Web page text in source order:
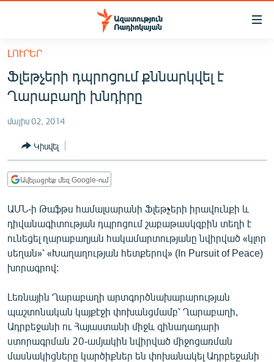
Մատչելիության
հիմնական
բովանդակությանը
Անցնել
հիմնական
մենյուին
ՀԱՅԱՍՏԱՆ
ՔԱՂԱՔԱԿԱՆ
ԸՆՏՐՈՒԹՅՈՒՆՆԵՐ 2026
ԻՐԱՎՈՒՆՔ
ՀԱՍԱՐԱԿՈՒԹՅՈՒՆ
ՂԱՐԱԲԱՂ
ՊԱՏԵՐԱԶՄԻ 6 ՇԱԲԱԹՆԵՐԸ
ՏԱՐԱԾԱՇՐՋԱՆ
ՄՇԱԿՈՒՅԹ
ՍՊՈՐՏ
ՄԵԿՆԱԲԱՆՈՒԹՅՈՒՆ
ԼՈՒՐԵՐ
Ֆլեթչերի դպրոցում քննարկվել է
Ղարաբաղի խնդիրը
մայիս 02, 2014
Կիսվել
Ավելացրեք մեզ Google-ում
ԱՄՆ-ի Թաֆթս համալսարանի Ֆլեթչերի իրավունքի և
դիվանագիտության դպրոցում շաբաթասկզբին տեղի է
ունեցել ղարաբաղյան հակամարտությանը նվիրված «կլոր
սեղան»՝ «Խաղաղության հետքերով» (In Pursuit of Peace)
խորագրով:
Լեռնային Ղարաբաղի արտգործնախարարության
պաշտոնական կայքէջի փոխանցմամբ՝ Ղարաբաղի,
Ադրբեջանի ու Հայաստանի միջև զինադադարի
ստորագրման 20-ամյակին նվիրված միջոցառման
մասնակիցները կարծիքներ են փոխանակել Ադրբեջանի